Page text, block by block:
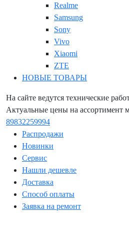
Realme
Samsung
Sony
Vivo
Xiaomi
ZTE
НОВЫЕ ТОВАРЫ
На сайте ведутся технические
Актуальные цены на ассортимент
89832259994
Распродажи
Новинки
Сервис
Нашли дешевле
Доставка
Способ оплаты
Заявка на ремонт